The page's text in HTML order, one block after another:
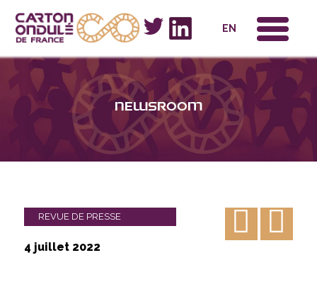
EN
Newsroom
REVUE DE PRESSE
4 juillet 2022